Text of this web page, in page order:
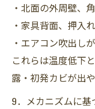
・北面の外周壁、
・家具背面、押入
・エアコン吹出し
これらは温度低下
露・初発カビが出
9．メカニズムに